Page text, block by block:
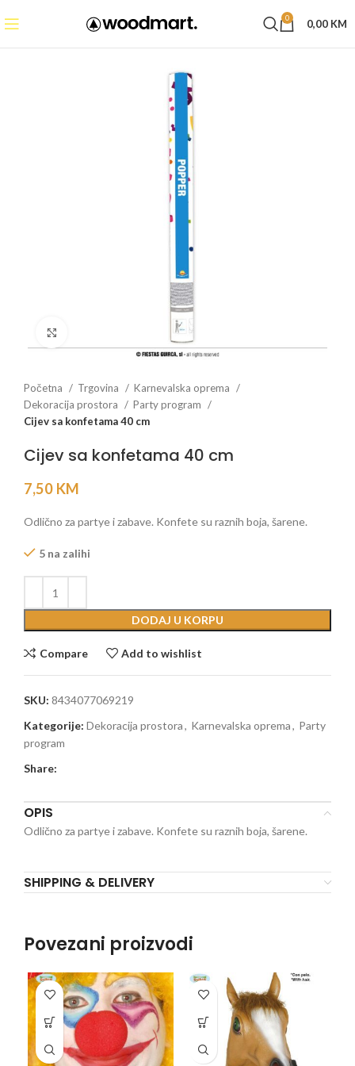
0 0,00 KM
Početna Trgovina
Karnevalska oprema
Dekoracija prostora
Party program
Cijev sa konfetama 40 cm
Cijev sa konfetama 40 cm
7,50 KM
Odlično za partye i zabave. Konfete su raznih boja, šarene.
5 na zalihi
DODAJ U KORPU
Compare Add to wishlist
SKU: 8434077069219
Kategorije: Dekoracija prostora, Karnevalska oprema, Party
program
Share:
OPIS
Odlično za partye i zabave. Konfete su raznih boja, šarene.
SHIPPING & DELIVERY
Povezani proizvodi